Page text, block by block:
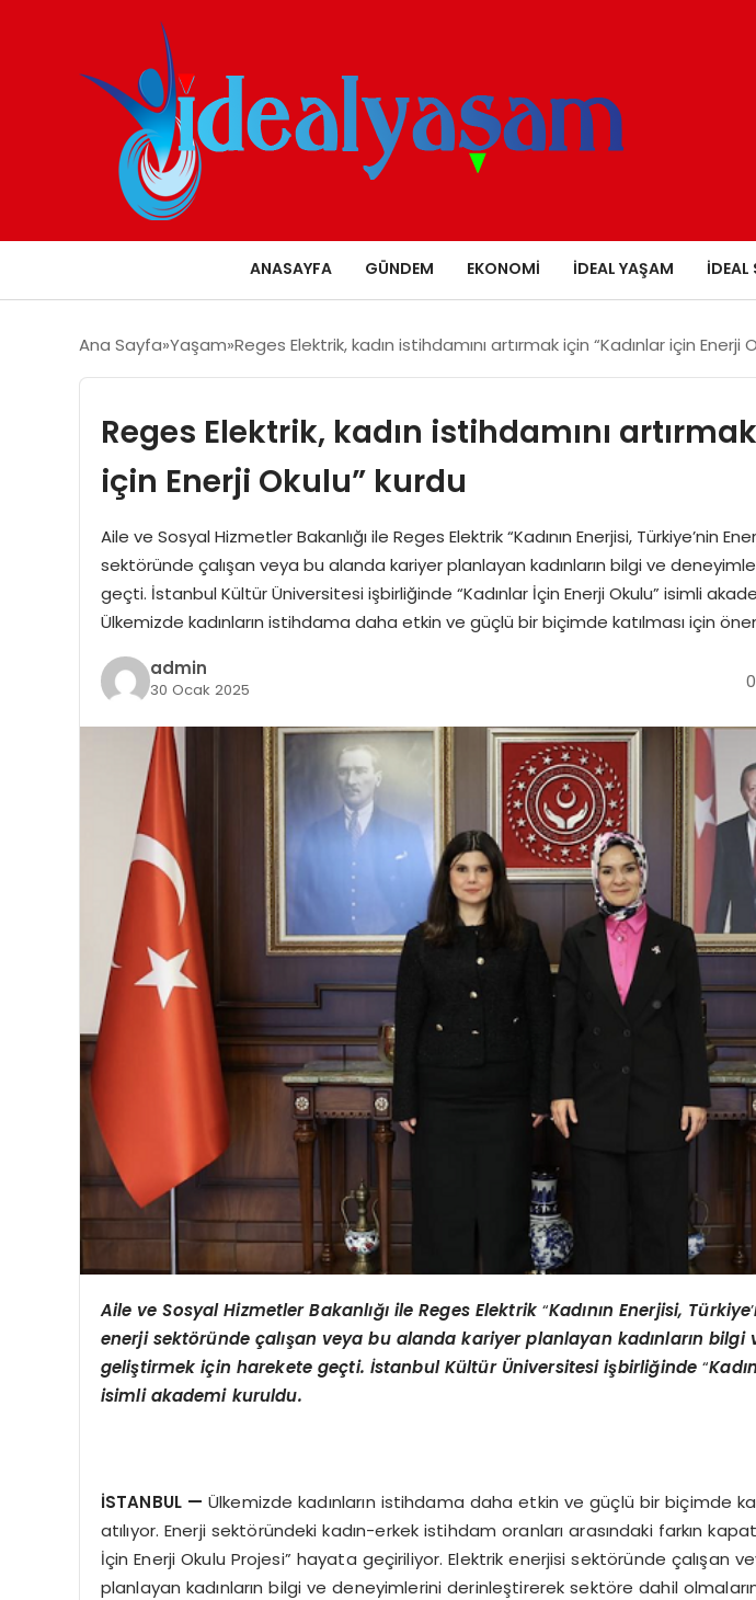
ANASAYFA GÜNDEM EKONOMI İDEAL YAŞAM İDEAL
Ana Sayfa Yaşam Reges Elektrik, kadın istihdamını artırmak için “Kadınlar için Enerji
Reges Elektrik, kadın istihdamını
için Enerji Okulu” kurdu
Aile ve Sosyal Hizmetler Bakanlığı ile Reges Elektrik “Kadının Enerjisi, Türkiye’nin
sektöründe çalışan veya bu alanda kariyer planlayan kadınların bilgi ve
geçti. İstanbul Kültür Üniversitesi işbirliğinde “Kadınlar İçin Enerji Okulu” isimli
Ülkemizde kadınların istihdama daha etkin ve güçlü bir biçimde katılması için
admin
30 Ocak 2025
Aile ve Sosyal Hizmetler Bakanlığı ile Reges Elektrik “Kadının Enerjisi, Türkiye’
enerji sektöründe çalışan veya bu alanda kariyer planlayan kadınların bilgi
geliştirmek için harekete geçti. İstanbul KültürÜniversitesi işbirliğinde“
isimli akademi kuruldu.
İSTANBUL — Ülkemizde kadınların istihdama daha etkin ve güçlü bir biçimde
atılıyor. Enerji sektöründeki kadın-erkek istihdam oranları arasındaki farkın
İçin Enerji Okulu Projesi” hayata geçiriliyor. Elektrik enerjisi sektöründe çalışan
planlayan kadınların bilgi ve deneyimlerini derinleştirerek sektöre dahil